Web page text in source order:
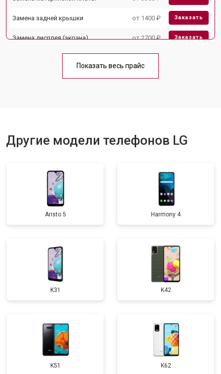
Замена задней крышки от 1400 ₽ Заказать
Замена дисплея (экрана) от 2700 ₽ Заказать
Замена кнопки включения от 1750 ₽
Показать весь прайс
Другие модели телефонов LG
Aristo 5 Harmony 4
K31 K42
K51 K62